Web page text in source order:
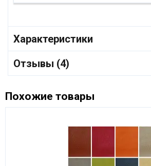
Характеристики
Отзывы (4)
Похожие товары